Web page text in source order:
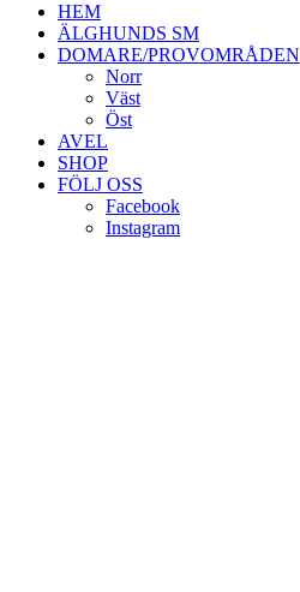
HEM
ÄLGHUNDS SM
DOMARE/PROVOMRÅDEN
Norr
Väst
Öst
AVEL
SHOP
FÖLJ OSS
Facebook
Instagram